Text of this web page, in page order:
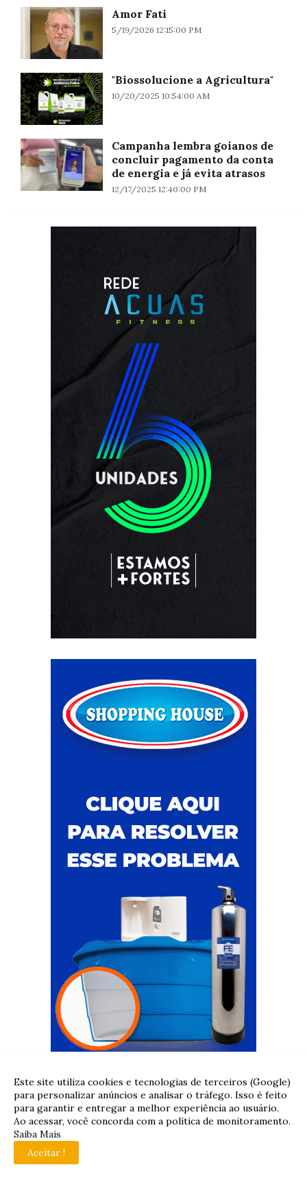
Amor Fati
5/19/2026 12:15:00 PM
"Biossolucione a Agricultura"
10/20/2025 10:54:00 AM
Campanha lembra goianos de
concluir pagamento da conta
de energia e já evita atrasos
12/17/2025 12:40:00 PM
Este site utiliza cookies e tecnologias de terceiros (Google)
para personalizar anúncios e analisar o tráfego. Isso é feito
para garantir e entregar a melhor experiência ao usuário.
Ao acessar, você concorda com a política de monitoramento.
Saiba Mais
Aceitar !